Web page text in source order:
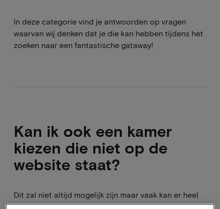
In deze categorie vind je antwoorden op vragen
waarvan wij denken dat je die kan hebben tijdens het
zoeken naar een fantastische gataway!
Kan ik ook een kamer
kiezen die niet op de
website staat?
Dit zal niet altijd mogelijk zijn maar vaak kan er heel
veel met het hotel zelf geregeld worden. Je boekt